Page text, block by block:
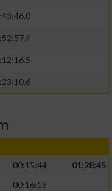
00:15:44
01:28:45
00:16:18